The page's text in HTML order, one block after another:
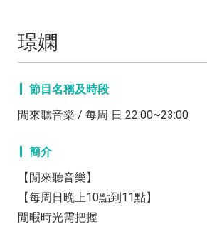
璟嫻
節目名稱及時段
閒來聽音樂 / 每周 日 22:00~23:00
簡介
【閒來聽音樂】
【每周日晚上10點到11點】
閒暇時光需把握